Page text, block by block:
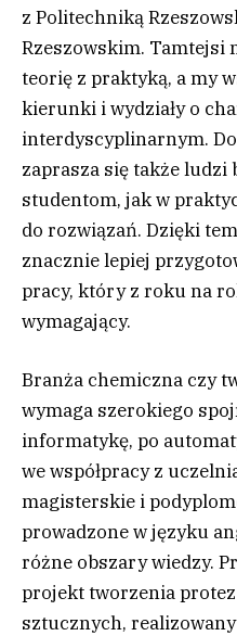
z Politechniką
Rzeszowskim. Tamtejsi
teorię z praktyką, a my
kierunki i wydziały o
interdyscyplinarnym.
zaprasza się także ludzi
studentom, jak w
do rozwiązań. Dzięki
znacznie lepiej
pracy, który z roku na
wymagający.
Branża chemiczna czy
wymaga szerokiego
informatykę, po
we współpracy z
magisterskie i
prowadzone w języku
różne obszary wiedzy.
projekt tworzenia
sztucznych,